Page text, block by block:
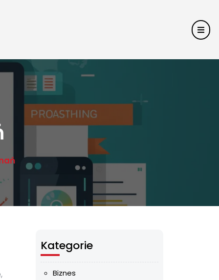
Kategorie
Biznes